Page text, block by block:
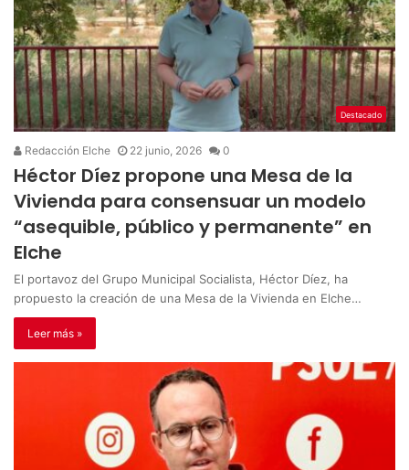
Destacado
Redacción Elche 22 junio, 2026 0
Héctor Díez propone una Mesa de la
Vivienda para consensuar un modelo
“asequible, público y permanente” en
Elche
El portavoz del Grupo Municipal Socialista, Héctor Díez, ha
propuesto la creación de una Mesa de la Vivienda en Elche…
Leer más »